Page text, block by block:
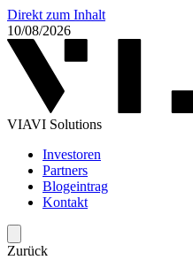
Direkt zum Inhalt
10/08/2026
VIAVI Solutions
Investoren
Partners
Blogeintrag
Kontakt
Zurück